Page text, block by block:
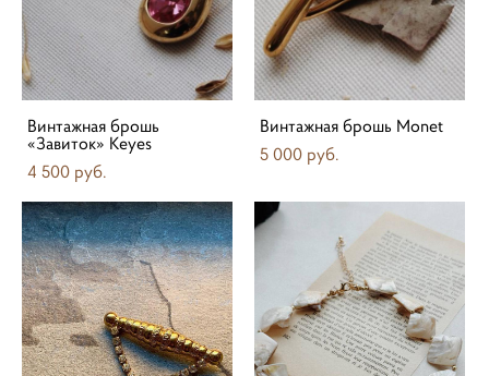
Винтажная брошь
«Завиток» Keyes
4 500 pуб.
Винтажная брошь Monet
5 000 pуб.